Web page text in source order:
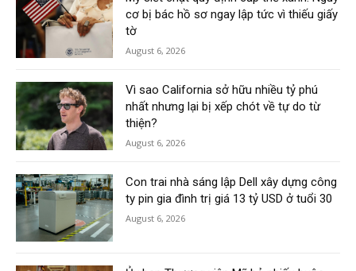
cơ bị bác hồ sơ ngay lập tức vì thiếu giấy
tờ
August 6, 2026
Vì sao California sở hữu nhiều tỷ phú
nhất nhưng lại bị xếp chót về tự do từ
thiện?
August 6, 2026
Con trai nhà sáng lập Dell xây dựng công
ty pin gia đình trị giá 13 tỷ USD ở tuổi 30
August 6, 2026